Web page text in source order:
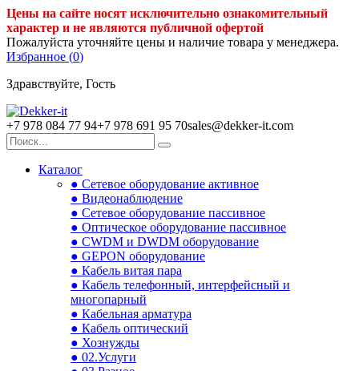
Цены на сайте носят исключительно ознакомительный
характер и не являются публичной офертой
Пожалуйста уточняйте цены и наличие товара у менеджера.
Избранное (0)
Здравствуйте, Гость
+7 978 084 77 94+7 978 691 95 70sales@dekker-it.com
Каталог
● Сетевое оборудование активное
● Видеонаблюдение
● Сетевое оборудование пассивное
● Оптическое оборудование пассивное
● CWDM и DWDM оборудование
● GEPON оборудование
● Кабель витая пара
● Кабель телефонный, интерфейсный и
многопарный
● Кабельная арматура
● Кабель оптический
● Хознужды
● 02.Услуги